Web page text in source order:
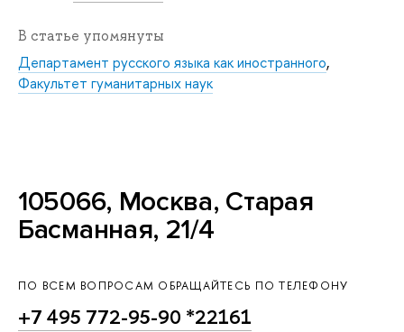
В статье упомянуты
Департамент русского языка как иностранного,
Факультет гуманитарных наук
105066, Москва, Старая
Басманная, 21/4
ПО ВСЕМ ВОПРОСАМ ОБРАЩАЙТЕСЬ ПО ТЕЛЕФОНУ
+7 495 772-95-90 *22161